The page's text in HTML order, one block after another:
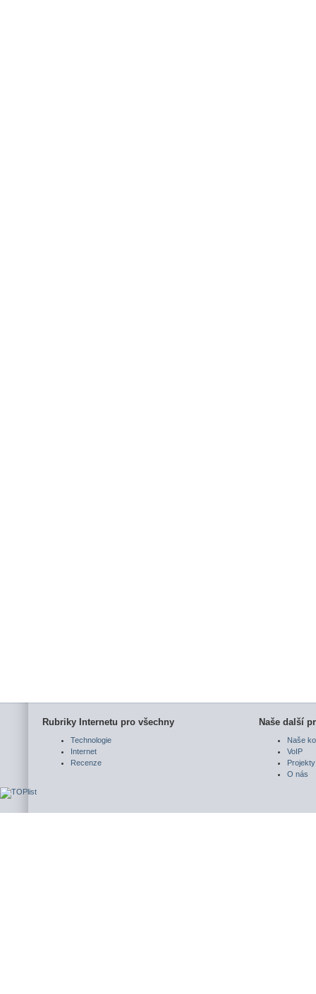
Rubriky Internetu pro všechny
Technologie
Internet
Recenze
Naše další
Naše
VoIP
Projekty
O nás